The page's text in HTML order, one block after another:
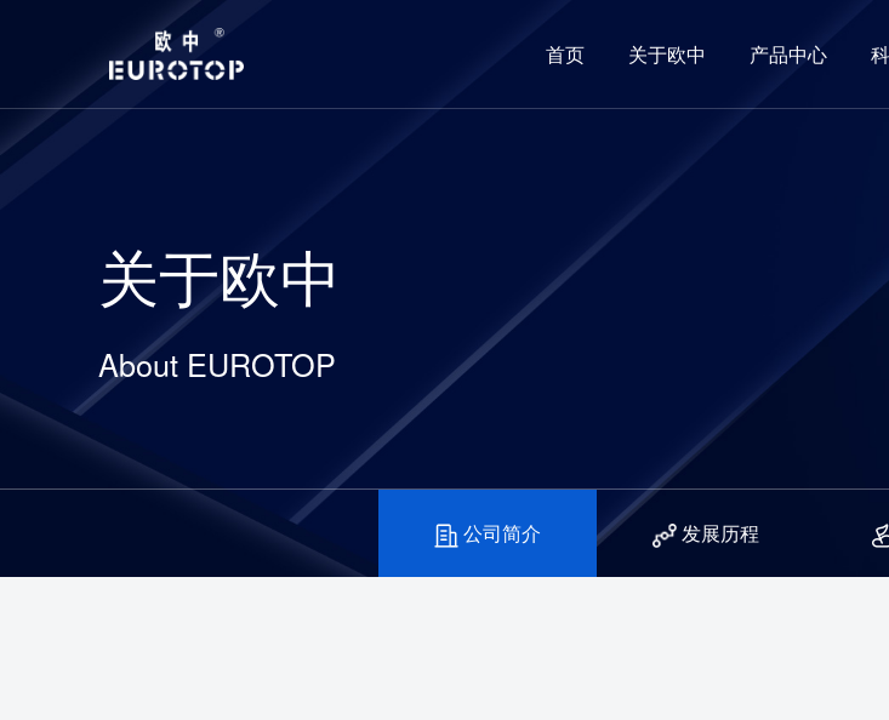
首页 关于欧中 产品中心
关于欧中
About EUROTOP
公司简介 发展历程